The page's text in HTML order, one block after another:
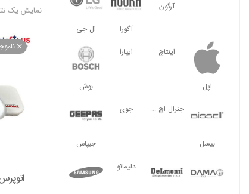
نمایش یک آرگون
آگورا ال جی
اپل
اینتاچ ایپارا
بوش
بیسل
جنرال اچ ال جوی
جیپاس
دلیمانو